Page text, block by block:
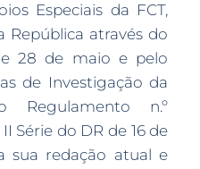
Especiais da FCT,
República através do
de 28 de maio e pelo
de Investigação da
Regulamento n.º
Série do DR de 16 de
sua redação atual e